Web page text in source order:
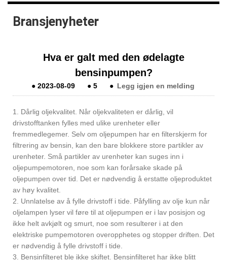
Bransjenyheter
Hva er galt med den ødelagte
bensinpumpen?
● 2023-08-09 ● 5 ● Legg igjen en melding
1. Dårlig oljekvalitet. Når oljekvaliteten er dårlig, vil
drivstofftanken fylles med ulike urenheter eller
fremmedlegemer. Selv om oljepumpen har en filterskjerm for
filtrering av bensin, kan den bare blokkere store partikler av
urenheter. Små partikler av urenheter kan suges inn i
oljepumpemotoren, noe som kan forårsake skade på
oljepumpen over tid. Det er nødvendig å erstatte oljeproduktet
av høy kvalitet.
2. Unnlatelse av å fylle drivstoff i tide. Påfylling av olje kun når
oljelampen lyser vil føre til at oljepumpen er i lav posisjon og
ikke helt avkjølt og smurt, noe som resulterer i at den
elektriske pumpemotoren overopphetes og stopper driften. Det
er nødvendig å fylle drivstoff i tide.
3. Bensinfilteret ble ikke skiftet. Bensinfilteret har ikke blitt